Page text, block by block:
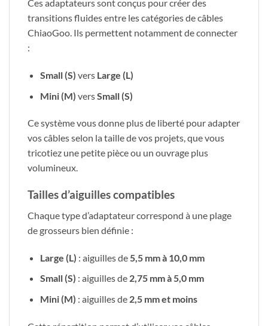
Ces adaptateurs sont conçus pour créer des
transitions fluides entre les catégories de câbles
ChiaoGoo. Ils permettent notamment de connecter
:
Small (S) vers Large (L)
Mini (M) versSmall (S)
Ce système vous donne plus de liberté pour adapter
vos câbles selon la taille de vos projets, que vous
tricotiez une petite pièce ou un ouvrage plus
volumineux.
Tailles d’aiguilles compatibles
Chaque type d’adaptateur correspond à une plage
de grosseurs bien définie :
Large (L) : aiguilles de 5,5 mm à 10,0 mm
Small (S) : aiguilles de 2,75 mm à 5,0 mm
Mini (M) : aiguilles de 2,5 mm et moins